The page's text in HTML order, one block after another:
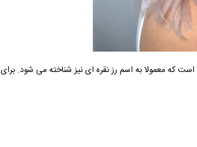
که معمولا به اسم رز نقره ای نیز شناخته می شود. برای